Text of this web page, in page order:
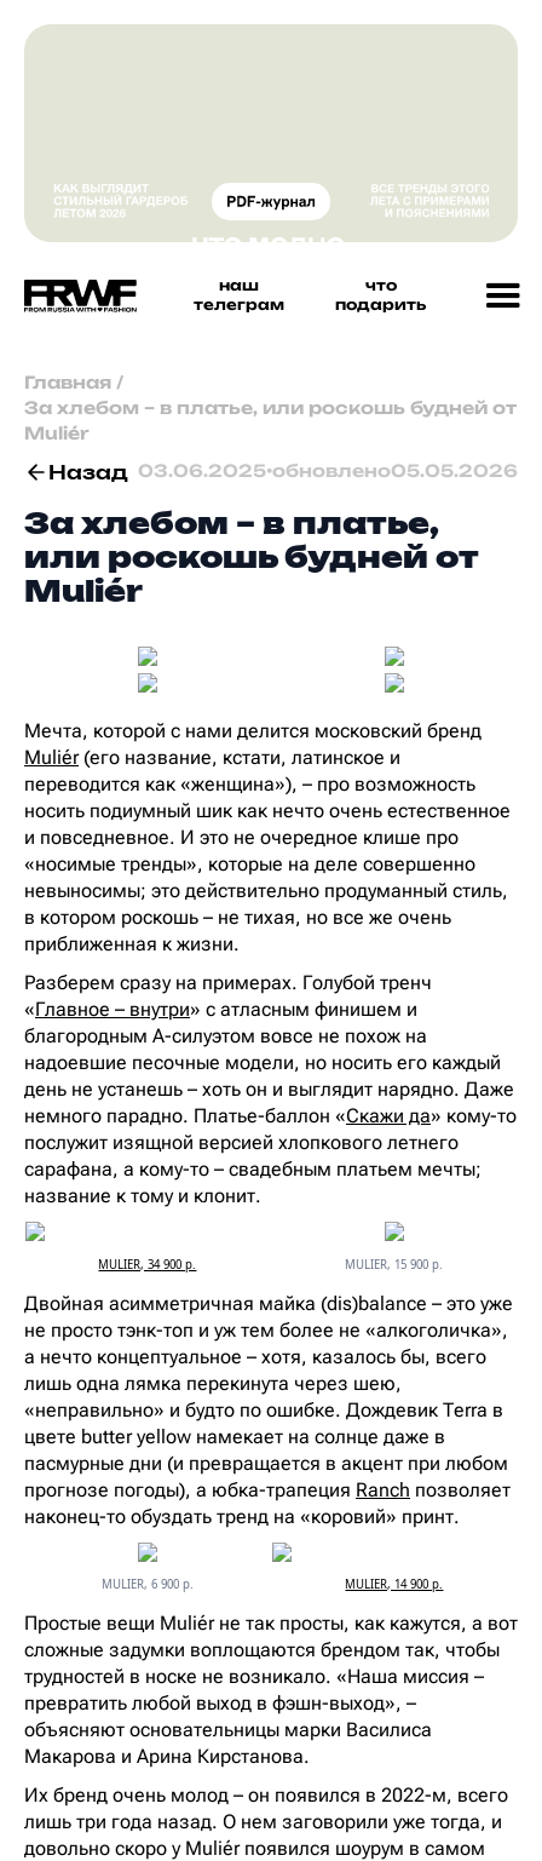
наш
телеграм
что
подарить
Главная /
За хлебом – в платье, или роскошь будней от
Muliér
Назад 03.06.2025•обновлено05.05.2026
За хлебом – в платье,
или роскошь будней от
Muliér
Мечта, которой с нами делится московский бренд
Muliér(его название, кстати, латинское и
переводится как «женщина»), – про возможность
носить подиумный шик как нечто очень естественное
и повседневное. И это не очередное клише про
«носимые тренды», которые на деле совершенно
невыносимы; это действительно продуманный стиль,
в котором роскошь – не тихая, но все же очень
приближенная к жизни.
Разберем сразу на примерах. Голубой тренч
«Главное – внутри» с атласным финишем и
благородным А-силуэтом вовсе не похож на
надоевшие песочные модели, но носить его каждый
день не устанешь – хоть он и выглядит нарядно. Даже
немного парадно. Платье-баллон «Скажи да» кому-то
послужит изящной версией хлопкового летнего
сарафана, а кому-то – свадебным платьем мечты;
название к тому и клонит.
MULIER, 34 900 р. MULIER, 15 900 р.
Двойная асимметричная майка (dis)balance – это уже
не просто тэнк-топ и уж тем более не «алкоголичка»,
а нечто концептуальное – хотя, казалось бы, всего
лишь одна лямка перекинута через шею,
«неправильно» и будто по ошибке. Дождевик Terra в
цвете butter yellow намекает на солнце даже в
пасмурные дни (и превращается в акцент при любом
прогнозе погоды), а юбка-трапеция Ranch позволяет
наконец-то обуздать тренд на «коровий» принт.
MULIER, 6 900 р. MULIER, 14 900 р.
Простые вещи Muliér не так просты, как кажутся, а вот
сложные задумки воплощаются брендом так, чтобы
трудностей в носке не возникало. «Наша миссия –
превратить любой выход в фэшн-выход», –
объясняют основательницы марки Василиса
Макарова и Арина Кирстанова.
Их бренд очень молод – он появился в 2022-м, всего
лишь три года назад. О нем заговорили уже тогда, и
довольно скоро у Muliér появился шоурум в самом